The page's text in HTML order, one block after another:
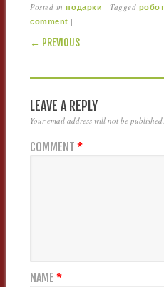
Posted inподарки | Tagged
comment |
POST NAVIGATION
← PREVIOUS
LEAVE A REPLY
Your email address will not be published.
COMMENT *
NAME *